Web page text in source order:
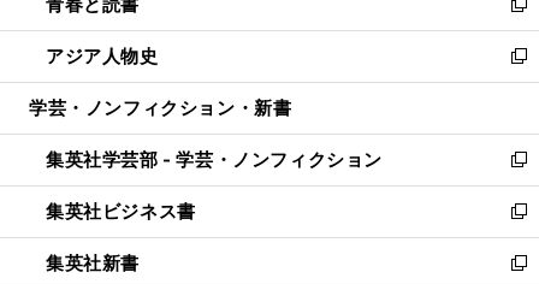
で
開
く
ド
ウ
で
開
ィ
ン
ド
ウ
開
く
い
ウ
ィ
ン
ウ
で
開
く
新
し
い
ウ
ン
ド
ウ
で
開
く
アジア人物史
新
し
ウ
ィ
ン
ド
ウ
で
学芸・ノンフィクション・新書
集英社学芸部 - 学芸・ノンフィクション
新
し
い
ウ
ィ
集英社ビジネス書
新
し
い
集英社新書
新